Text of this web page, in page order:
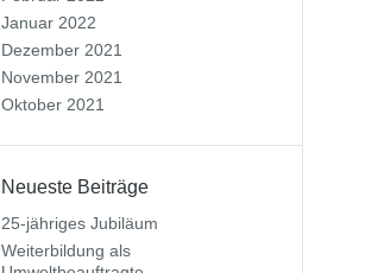
Januar 2022
Dezember 2021
November 2021
Oktober 2021
Neueste Beiträge
25-jähriges Jubiläum
Weiterbildung als